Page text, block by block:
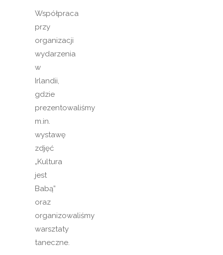
Współpraca
przy
organizacji
wydarzenia
w
Irlandii,
gdzie
prezentowaliśmy
m.in.
wystawę
zdjęć
„Kultura
jest
Babą”
oraz
organizowaliśmy
warsztaty
taneczne.